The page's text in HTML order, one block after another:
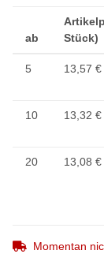
ab
Stück)
5 13,57 €
10 13,32 €
20 13,08 €
Momentan